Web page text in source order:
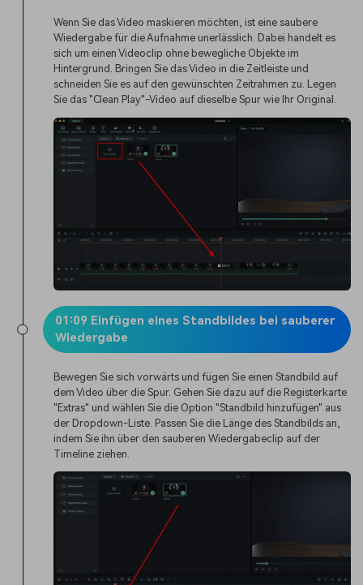
Wenn Sie das Video maskieren möchten, ist eine saubere
Wiedergabe für die Aufnahme unerlässlich. Dabei handelt es
sich um einen Videoclip ohne bewegliche Objekte im
Hintergrund. Bringen Sie das Video in die Zeitleiste und
schneiden Sie es auf den gewünschten Zeitrahmen zu. Legen
Sie das "Clean Play"-Video auf dieselbe Spur wie Ihr Original.
01:09 Einfügen eines Standbildes bei sauberer
Wiedergabe
Bewegen Sie sich vorwärts und fügen Sie einen Standbild auf
dem Video über die Spur. Gehen Sie dazu auf die Registerkarte
"Extras" und wählen Sie die Option "Standbild hinzufügen" aus
der Dropdown-Liste. Passen Sie die Länge des Standbilds an,
indem Sie ihn über den sauberen Wiedergabeclip auf der
Timeline ziehen.